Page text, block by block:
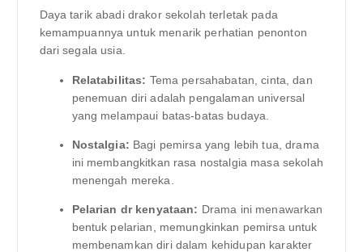
Daya tarik abadi drakor sekolah terletak pada
kemampuannya untuk menarik perhatian penonton
dari segala usia.
Relatabilitas: Tema persahabatan, cinta, dan
penemuan diri adalah pengalaman universal
yang melampaui batas-batas budaya.
Nostalgia: Bagi pemirsa yang lebih tua, drama
ini membangkitkan rasa nostalgia masa sekolah
menengah mereka.
Pelarian dr kenyataan: Drama ini menawarkan
bentuk pelarian, memungkinkan pemirsa untuk
membenamkan diri dalam kehidupan karakter